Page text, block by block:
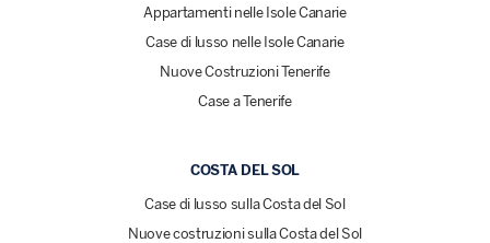
Appartamenti nelle Isole Canarie
Case di lusso nelle Isole Canarie
Nuove Costruzioni Tenerife
Case a Tenerife
COSTA DEL SOL
Case di lusso sulla Costa del Sol
Nuove costruzioni sulla Costa del Sol